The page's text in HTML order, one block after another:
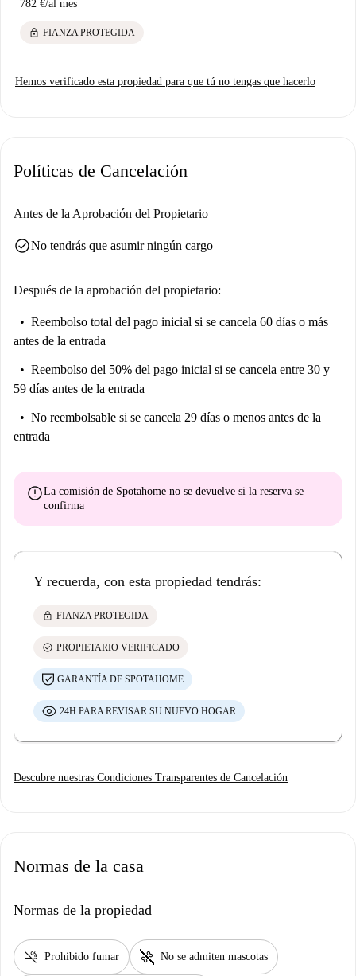
782 €/al mes
lock FIANZA PROTEGIDA
Hemos verificado esta propiedad para que tú no tengas que hacerlo
Políticas de Cancelación
Antes de la Aprobación del Propietario
check_circleNo tendrás que asumir ningún cargo
Después de la aprobación del propietario:
Reembolso total del pago inicial si se cancela 60 días o más
antes de la entrada
Reembolso del 50% del pago inicial si se cancela entre 30 y
59 días antes de la entrada
No reembolsable si se cancela 29 días o menos antes de la
entrada
errorLa comisión de Spotahome no se devuelve si la reserva se
confirma
Y recuerda, con esta propiedad tendrás:
lock FIANZA PROTEGIDA
check_circle PROPIETARIO VERIFICADO
GARANTÍA DE SPOTAHOME
24H PARA REVISAR SU NUEVO HOGAR
Descubre nuestras Condiciones Transparentes de Cancelación
Normas de la casa
Normas de la propiedad
smoke_free Prohibido fumar pet_supplies No se admiten mascotas